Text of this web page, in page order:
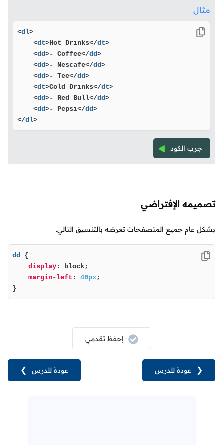
مثال
<dl>
<dt>Hot Drinks</dt>
<dd>- Coffee</dd>
<dd>- Nescafe</dd>
<dd>- Tee</dd>
<dt>Cold Drinks</dt>
<dd>- Red Bull</dd>
<dd>- Pepsi</dd>
</dl>
جرب الكود
تصميمه الإفتراضي
بشكل عام جميع المتصفحات تعرضه بالتنسيق التالي.
dd
{
display: block;
margin-left : 40px;
}
عودة للدرس ❯
إحفظ تقدمي
❮ عودة للدرس